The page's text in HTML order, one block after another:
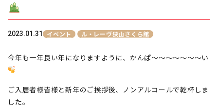
2023.01.31 イベント ル・レーヴ狭山さくら館
今年も一年良い年になりますように、かんぱ～～～～～～～い
ご入居者様皆様と新年のご挨拶後、ノンアルコールで乾杯しま
した。